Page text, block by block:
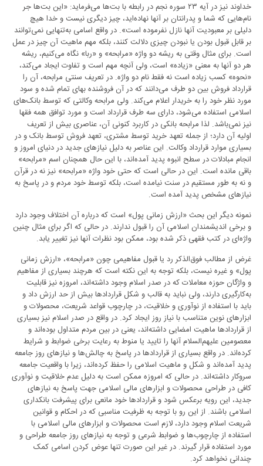
خداوند نیز در آیه ۲۳ سوره نجم در رابطه با بت‌ها می‌فرماید: «این بت‌ها جر
نام‌هایی که شما و پدرانتان بر آنها نهاده‌اید، چیز دیگری نیست و خدا هیچ
دلیلی بر معبودیت آنها نازل نفرموده است». در واقع اسامی به‌تنهایی نمی‌توانند
بر قابل قبول بودن یا نبودن چیزی دلالت کنند، بلکه مهم ماهیت آن چیز در عمل
است. برای مثال وقتی به ریشه دو واژه «مرابحه» و «ربا» نگاه می‌کنیم، ریشه
هر دو آنها به معنی «زیاده» است، ولی آنچه مهم است و تفاوت ایجاد می‌کند،
«نحوه» کسب زیاده است نه فقط نام دو واژه. در تعریف سنتی مرابحه، آن را
قرارداد فروش بین دو طرف می‌دانند که در آن فروشنده بهای تمام شده و سود
مورد نظر خود را به خریدار اعلام می‌کند. ولی مرابحه وکالتی که توسط بانک‌های
اسلامی استفاده می‌شود، دارای سه طرف قرارداد است و مورد توافق همه فقها
نیز نمی‌باشد. لذا مرابحه بانکی در کاربرد کنونی آن، عناصری بیش از تعریف
اولیه آن دارد؛ از جمله تعهد خرید توسط مشتری، تعهد فروش توسط بانک و در
بسیاری موارد قرارداد وکالت. این عناصر به دلیل نیازهای جدید در دنیای امروز و
انجام مبادلات در سطح انبوه پدید آمده‌اند، با این حال همچنان اسم «مرابحه»
باقی مانده است. این در حالی است که حتی خود واژه «مرابحه» نیز نه در قرآن
و نه به طور مستقیم در سنت نیامده است، بلکه توسط خود مردم و در پاسخ به
نیازهای مشخص پدید آمده است.
نمونه دیگر این بحث «ارزش زمانی پول» است که درباره آن اختلاف وجود دارد
و برخی اندیشمندان اسلامی آن را قبول ندارند. در حالی که اگر برای مثال چنین
واژه‌ای در کتب فقهی ذکر شده بود، ممکن بود نظرات آنها نیز تغییر یابد.
غرض از مطالب فوق‌الذکر رد یا قبول مفاهیمی چون «مرابحه»، «ارزش زمانی
پول» و غیره نیست، بلکه توجه به این نکته است که هرچند بسیاری از مفاهیم
و واژگان حوزه معاملات که در صدر اسلام وجود داشته‌اند، امروزه نیز قابلیت
به‌کارگیری دارند، ولی نباید به قالب و شکل قراردادها بیش از حد ارزش داد و
باید با استفاده از نوآوری و خلاقیت، در چارچوب قواعد شریعت، محصولات و
ابزارهای نوین متناسب با نیاز روز ایجاد کرد. در واقع در صدر اسلام نیز بسیاری
از قراردادها ماهیت امضایی داشته‌اند، یعنی در بین مردم متداول بوده‌اند و
معصومین علیهم‌السلام آنها را تایید یا منوط به رعایت برخی ضوابط و شرایط
کرده‌اند. در واقع بسیاری از قراردادها در پاسخ‌ به چالش‌ها و نیازهای روز جامعه
پدید آمده‌اند و شکل و ماهیت اسلامی را حفظ کرده‌اند، زیرا با واقعیت جامعه
سروکار داشته‌اند. در حالی که امروزه ممکن است به دلیل عدم خلاقیت و نوآوری
کافی در طراحی محصولات و ابزارهای مالی اسلامی جهت پاسخ به نیازهای
جدید، این رویه برعکس شود و قراردادها خود مانعی برای پیشرفت بانکداری
اسلامی باشند. از این رو با توجه به ظرفیت مناسبی که در احکام و قوانین
شریعت اسلام وجود دارد، لازم است محصولات و ابزارهای مالی اسلامی با
استفاده از چارچوب‌ها و ضوابط شرعی و توجه به نیازهای روز جامعه طراحی و
مورد استفاده قرار گیرند. در غیر این صورت تنها عوض کردن اسامی کمک
چندانی نخواهد کرد.